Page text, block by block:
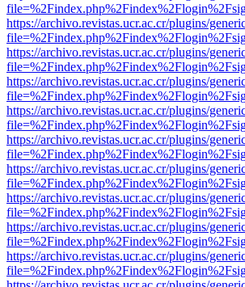
https://archivo.revistas.ucr.ac.cr/plugins/
https://archivo.revistas.ucr.ac.cr/plugins/
https://archivo.revistas.ucr.ac.cr/plugins/
https://archivo.revistas.ucr.ac.cr/plugins/
https://archivo.revistas.ucr.ac.cr/plugins/
https://archivo.revistas.ucr.ac.cr/plugins/
https://archivo.revistas.ucr.ac.cr/plugins/
https://archivo.revistas.ucr.ac.cr/plugins/
https://archivo.revistas.ucr.ac.cr/plugins/